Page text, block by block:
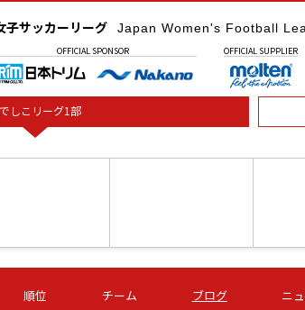
子サッカーリーグ Japan Women's Football
OFFICIAL SPONSOR OFFICIAL SUPPLIER
しこリーグ1部
16節 09/05 (土) 15:00
石人の星
第16節 09/05 (土) 16:00
ＡＧＦ
順位 チーム ブログ ニ